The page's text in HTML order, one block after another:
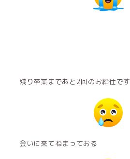
残り卒業まであと2回のお給仕です
会いに来てねまっておる